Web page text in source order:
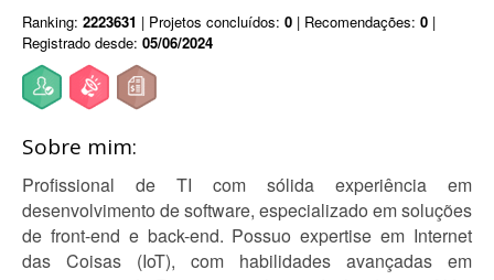
Ranking: 2223631 | Projetos concluídos: 0 | Recomendações: 0 |
Registrado desde: 05/06/2024
Sobre mim:
Profissional de TI com sólida experiência em
desenvolvimento de software, especializado em soluções
de front-end e back-end. Possuo expertise em Internet
das Coisas (IoT), com habilidades avançadas em